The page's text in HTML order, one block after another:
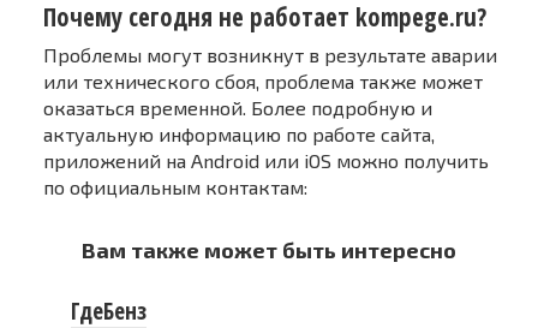
Почему сегодня не работает kompege.ru?
Проблемы могут возникнут в результате аварии
или технического сбоя, проблема также может
оказаться временной. Более подробную и
актуальную информацию по работе сайта,
приложений на Android или iOS можно получить
по официальным контактам:
Вам также может быть интересно
ГдеБенз